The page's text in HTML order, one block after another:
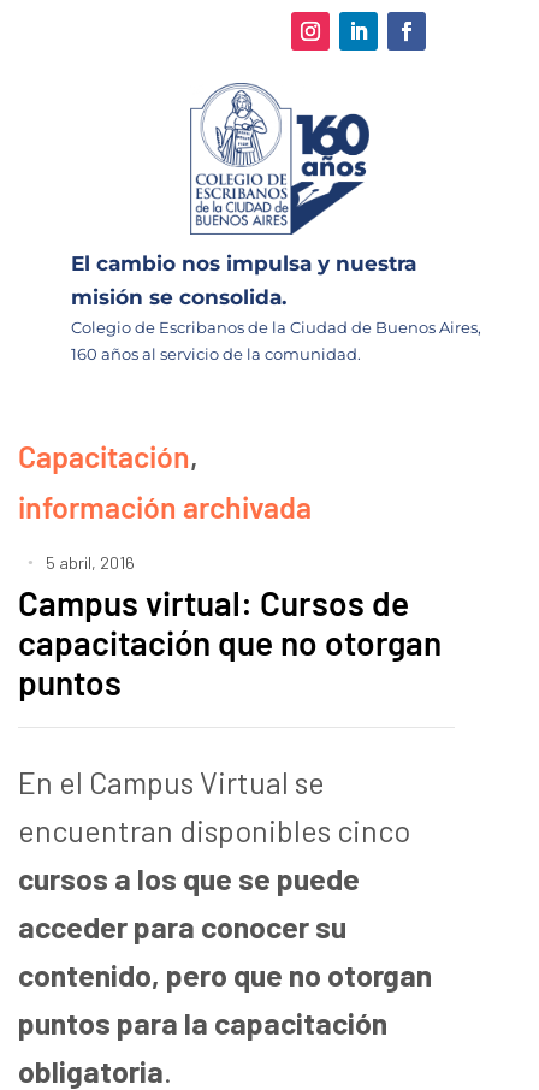
El cambio nos impulsa y nuestra
misión se consolida.
Colegio de Escribanos de la Ciudad de Buenos Aires,
160 años al servicio de la comunidad.
Capacitación,
información archivada
5 abril, 2016
Campus virtual: Cursos de
capacitación que no otorgan
puntos
En el Campus Virtual se
encuentran disponibles cinco
cursos a los que se puede
acceder para conocer su
contenido, pero que no otorgan
puntos para la capacitación
obligatoria.